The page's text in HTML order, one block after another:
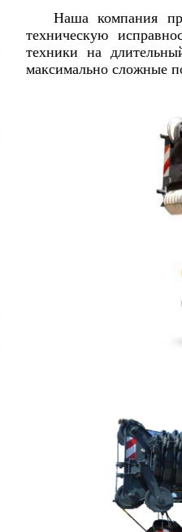
Наша компания
техническую
техники на
максимально сложные